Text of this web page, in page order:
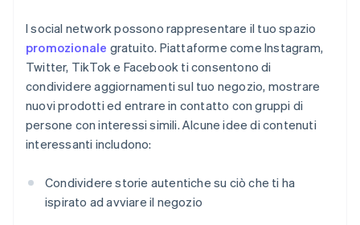
I social network possono rappresentare il tuo spazio
promozionale gratuito. Piattaforme come Instagram,
Twitter, TikTok e Facebook ti consentono di
condividere aggiornamenti sul tuo negozio, mostrare
nuovi prodotti ed entrare in contatto con gruppi di
persone con interessi simili. Alcune idee di contenuti
interessanti includono:
Condividere storie autentiche su ciò che ti ha
ispirato ad avviare il negozio